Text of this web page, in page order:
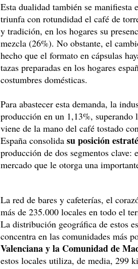
Esta dualidad también se manifiesta
triunfa con rotundidad el café de
y tradición, en los hogares su
mezcla (26%). No obstante, el
hecho que el formato en cápsulas
tazas preparadas en los hogares
costumbres domésticas.
Para abastecer esta demanda, la
producción en un 1,13%,
viene de la mano del café tostado
España consolida su posición
producción de dos segmentos
mercado que le otorga una
La red de bares y cafeterías, el
más de 235.000 locales en todo el
La distribución geográfica de estos
concentra en las comunidades más
Valenciana y la Comunidad de
estos locales utiliza, de media, 299